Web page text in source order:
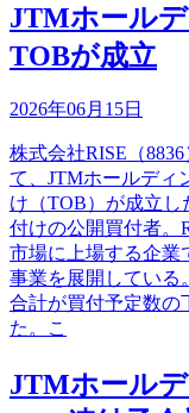
JTMホール
TOBが成立
2026年06月15日
株式会社RISE（
て、JTMホールディ
け（TOB）が成立し
付けの公開買付者。
市場に上場する企業
事業を展開している
合計が買付予定数の
た。こ
JTMホール